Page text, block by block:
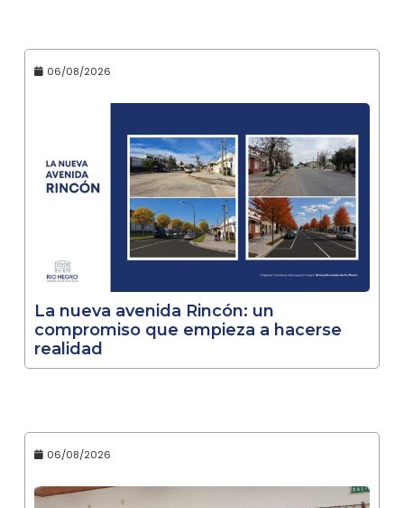
06/08/2026
La nueva avenida Rincón: un
compromiso que empieza a hacerse
realidad
06/08/2026